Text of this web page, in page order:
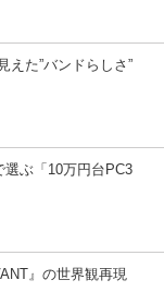
えた”バンドらしさ”
ぶ「10万円台PC3
』の世界観再現